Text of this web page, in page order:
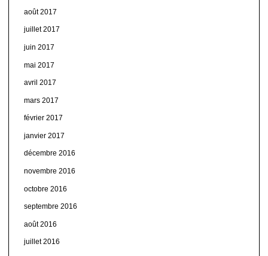
août 2017
juillet 2017
juin 2017
mai 2017
avril 2017
mars 2017
février 2017
janvier 2017
décembre 2016
novembre 2016
octobre 2016
septembre 2016
août 2016
juillet 2016